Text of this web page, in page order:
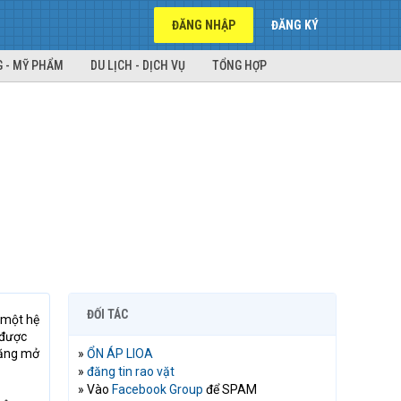
ĐĂNG NHẬP ĐĂNG KÝ
- MỸ PHẨM DU LỊCH - DỊCH VỤ TỔNG HỢP
hệ
mở
ĐỐI TÁC
» ỔN ÁP LIOA
» đăng tin rao vặt
» Vào Facebook Group để SPAM